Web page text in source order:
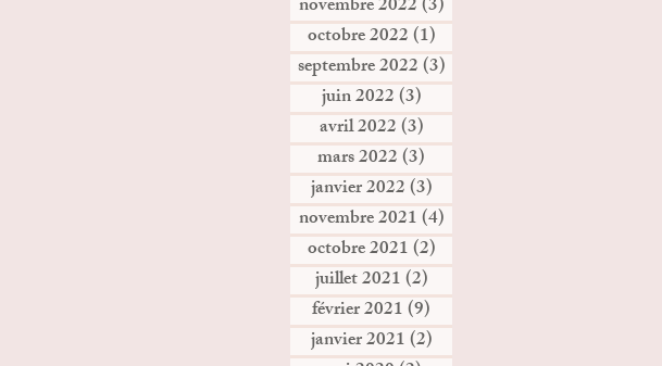
octobre 2022(1)
septembre 2022(3)
juin 2022(3)
avril 2022(3)
mars 2022(3)
janvier 2022(3)
novembre 2021(4)
octobre 2021(2)
juillet 2021(2)
février 2021(9)
janvier 2021(2)